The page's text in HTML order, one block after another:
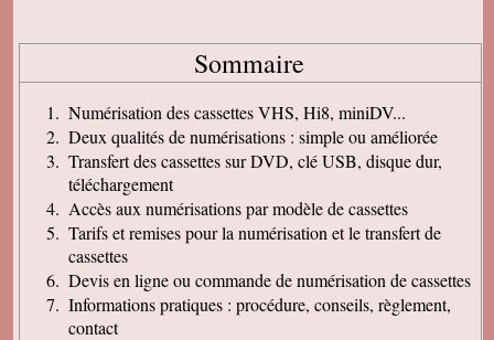
Sommaire
Numérisation des cassettes VHS, Hi8, miniDV...
Deux qualités de numérisations : simple ou améliorée
Transfert des cassettes sur DVD, clé USB, disque dur,
téléchargement
Accès aux numérisations par modèle de cassettes
Tarifs et remises pour la numérisation et le transfert de
cassettes
Devis en ligne ou commande de numérisation de cassettes
Informations pratiques : procédure, conseils, règlement,
contact